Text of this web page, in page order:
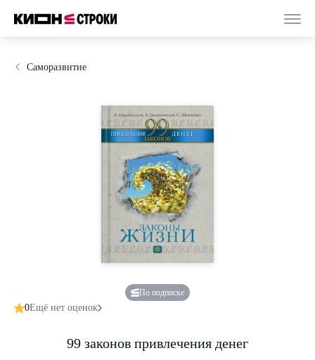
Саморазвитие
По подписке
0Ещё нет оценок
99 законов привлечения денег